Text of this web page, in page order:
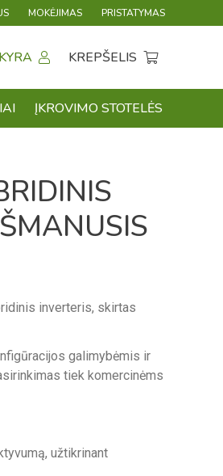
MOKĖJIMAS PRISTATYMAS
KREPŠELIS
ĮKROVIMO STOTELĖS
inverteris, skirtas
galimybėmis ir
tiek komercinėms
užtikrinant